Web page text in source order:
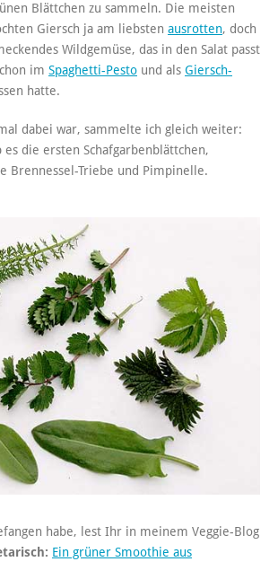
Blättchen zu sammeln. Die meisten
Giersch ja am liebsten ausrotten, doch
Wildgemüse, das in den Salat passt
im Spaghetti-Pesto und als Giersch-
hatte.
dabei war, sammelte ich gleich weiter:
es die ersten Schafgarbenblättchen,
Brennessel-Triebe und Pimpinelle.
habe, lest Ihr in meinem Veggie-Blog
Ein grüner Smoothie aus